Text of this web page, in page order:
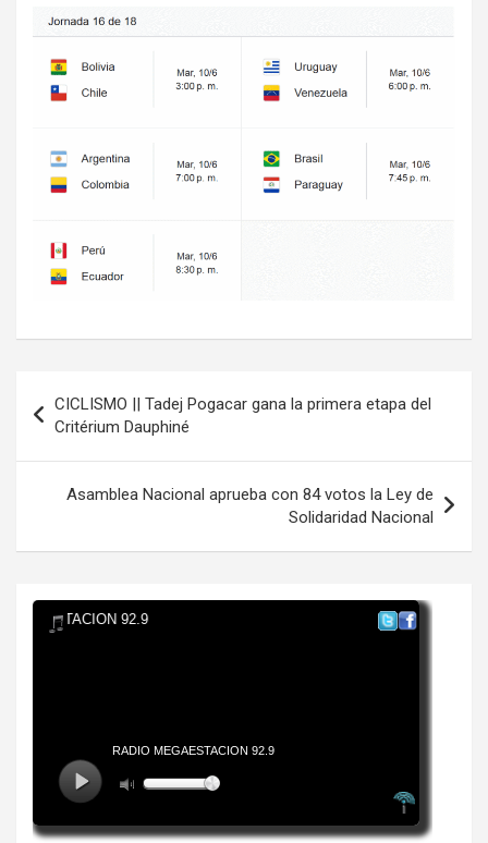
de
entradas
CICLISMO || Tadej Pogacar gana la primera etapa del
Critérium Dauphiné
Asamblea Nacional aprueba con 84 votos la Ley de
Solidaridad Nacional